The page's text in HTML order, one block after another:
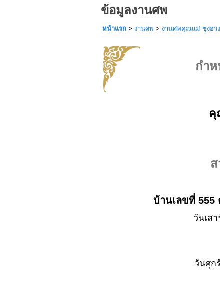
ข้อมูลงานศพ
หน้าแรก > งานศพ > งานศพคุณแม่ ชุงฮว
กำห
คุ
บ้านเลขที่
วันเส
วันศุก